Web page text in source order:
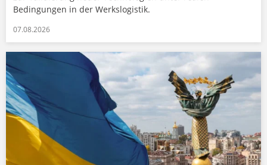
Bedingungen in der Werkslogistik.
07.08.2026